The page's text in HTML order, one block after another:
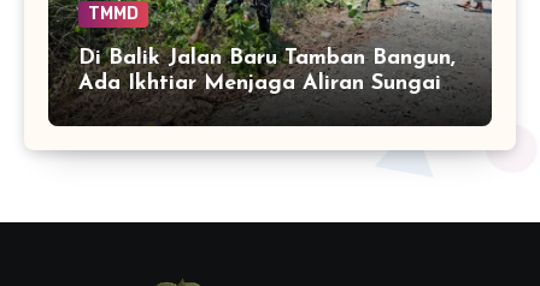
TMMD
Di Balik Jalan Baru Tamban Bangun,
Ada Ikhtiar Menjaga Aliran Sungai
Tetap Hidup